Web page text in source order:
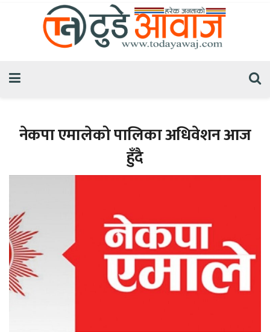
नेकपा एमालेको पालिका अधिवेशन आज
हुँदै